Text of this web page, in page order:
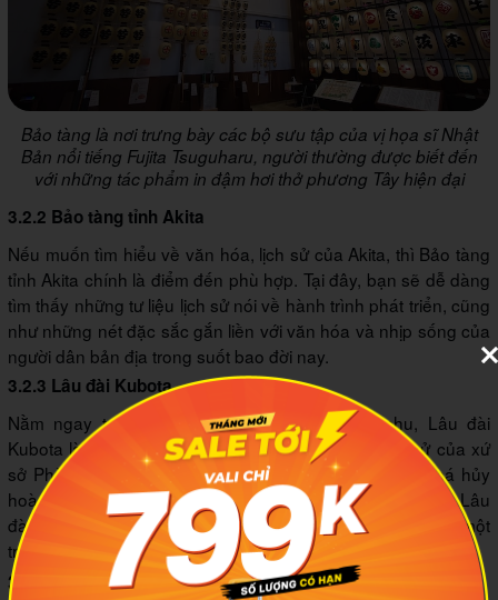
Bảo tàng là nơi trưng bày các bộ sưu tập của vị họa sĩ Nhật
Bản nổi tiếng Fujita Tsuguharu, người thường được biết đến
với những tác phẩm in đậm hơi thở phương Tây hiện đại
3.2.2 Bảo tàng tỉnh Akita
Nếu muốn tìm hiểu về văn hóa, lịch sử của Akita, thì Bảo tàng
tỉnh Akita chính là điểm đến phù hợp. Tại đây, bạn sẽ dễ dàng
tìm thấy những tư liệu lịch sử nói về hành trình phát triển, cũng
như những nét đặc sắc gắn liền với văn hóa và nhịp sống của
người dân bản địa trong suốt bao đời nay.
3.2.3 Lâu đài Kubota
Nằm ngay trong khuôn viên Công viên Seunshu, Lâu đài
Kubota là một công trình kiến trúc có giá trị về lịch sử của xứ
sở Phù Tang. Mặc dù phần lớn các công trình đã bị phá hủy
hoàn toàn do hỏa hoạn vào những năm 1800, thế nhưng, Lâu
đài Kubota vẫn được trùng tu và phục dựng, để trở thành một
trong các điểm tham quan nổi bật tại Tohoku.
3.3 Tại Yamagata, Tohoku